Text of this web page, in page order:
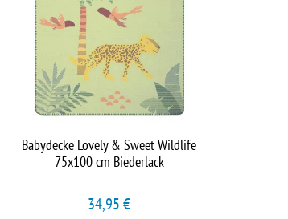
Babydecke Lovely & Sweet Wildlife
75x100 cm Biederlack
34,95 €